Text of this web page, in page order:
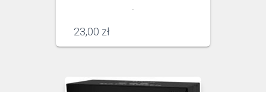
.
23,00 zł